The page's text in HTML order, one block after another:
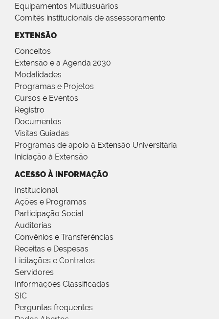
Equipamentos Multiusuários
Comitês institucionais de assessoramento
EXTENSÃO
Conceitos
Extensão e a Agenda 2030
Modalidades
Programas e Projetos
Cursos e Eventos
Registro
Documentos
Visitas Guiadas
Programas de apoio à Extensão Universitária
Iniciação à Extensão
ACESSO À INFORMAÇÃO
Institucional
Ações e Programas
Participação Social
Auditorias
Convênios e Transferências
Receitas e Despesas
Licitações e Contratos
Servidores
Informações Classificadas
SIC
Perguntas frequentes